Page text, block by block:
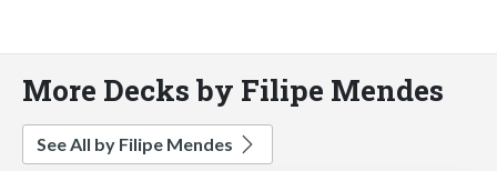
More Decks by Filipe Mendes
See All by Filipe Mendes